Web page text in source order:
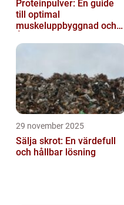
Proteinpulver: En guide
till optimal
muskeluppbyggnad och
29 november 2025
Sälja skrot: En värdefull
och hållbar lösning